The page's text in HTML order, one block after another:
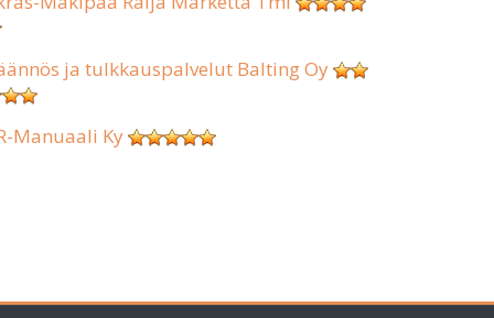
ja tulkkauspalvelut Balting Oy
Manuaali Ky